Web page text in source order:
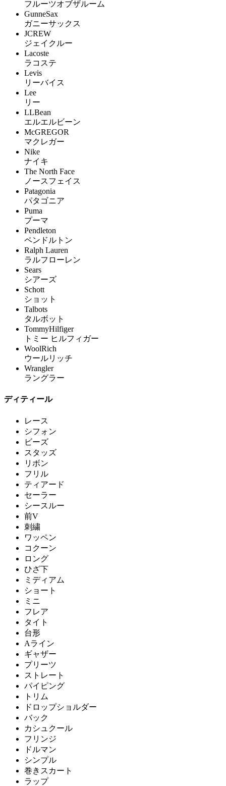
フルーツオブザルーム
GunneSax
ガニーサックス
JCREW
ジェイクルー
Lacoste
ラコステ
Levis
リーバイス
Lee
リー
LLBean
エルエルビーン
McGREGOR
マクレガー
Nike
ナイキ
The North Face
ノースフェイス
Patagonia
パタゴニア
Puma
プーマ
Pendleton
ペンドルトン
Ralph Lauren
ラルフローレン
Sears
シアーズ
Schott
ショット
Talbots
タルボット
TommyHilfiger
トミー ヒルフィガー
WoolRich
ウールリッチ
Wrangler
ラングラー
ディティール
レース
シフォン
ビーズ
スタッズ
リボン
フリル
ティアード
セーラー
シースルー
前V
刺繍
ワッペン
コクーン
ロング
ひざ下
ミディアム
ショート
ミニ
フレア
タイト
台形
Aライン
ギャザー
プリーツ
ストレート
パイピング
トリム
ドロップショルダー
バック
カシュクール
フリンジ
ドルマン
シンプル
巻きスカート
ラップ